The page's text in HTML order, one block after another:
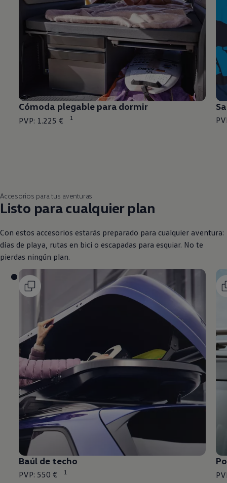
Cómoda plegable para dormir
PVP: 1.225 € 1
Accesorios para tus aventuras
Listo para cualquier plan
Con estos accesorios estarás preparado para cualquier aventura:
días de playa, rutas en bici o escapadas para esquiar. No te
pierdas ningún plan.
Baúl de techo
PVP: 550 € 1